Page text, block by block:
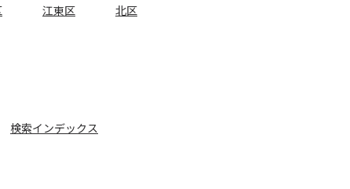
江東区
北区
検索インデックス